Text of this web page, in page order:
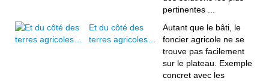
pertinentes ...
Et du côté des
terres agricoles…
Autant que le bâti, le
foncier agricole ne se
trouve pas facilement
sur le plateau. Exemple
concret avec les